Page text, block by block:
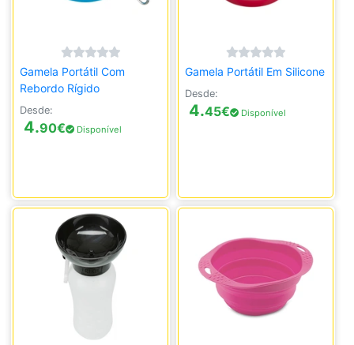
Gamela Portátil Com
Rebordo Rígido
Desde:
4.90€ Disponível
Gamela Portátil Em Silicone
Desde:
4.45€ Disponível